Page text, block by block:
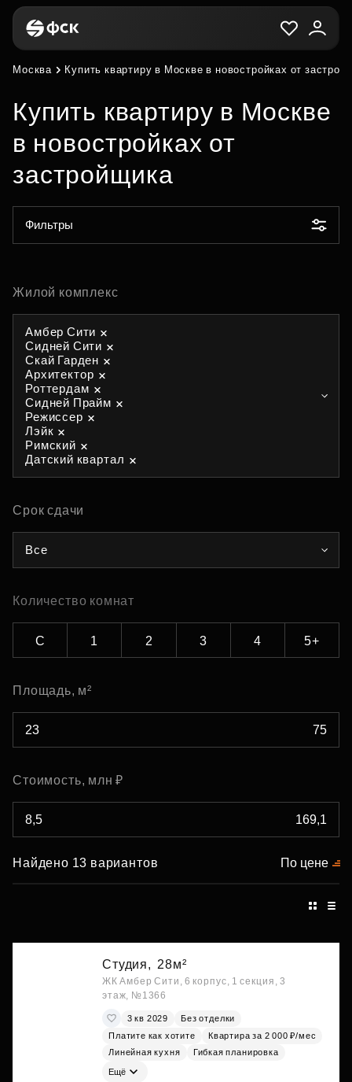
Москва Купить квартиру в Москве в новостройках от
Купить квартиру в Москве
в новостройках от
застройщика
Фильтры
Жилой комплекс
Амбер Сити
Сидней Сити
Скай Гарден
Архитектор
Роттердам
Сидней Прайм
Режиссер
Лэйк
Римский
Датский квартал
Срок сдачи
Все
Количество комнат
С 1 2 3 4 5+
Площадь, м²
Стоимость, млн ₽
Найдено 13 вариантов По цене
Студия, 28м²
ЖК Амбер Сити, 6 корпус, 1 секция, 3
этаж, №1366
3 кв 2029
Без отделки
Платите как хотите
Квартира за 2 000 ₽/мес
Линейная кухня
Гибкая планировка
Ещё